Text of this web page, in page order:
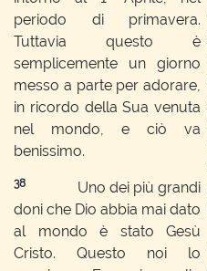
periodo di primavera.
Tuttavia questo è
semplicemente un giorno
messo a parte per adorare,
in ricordo della Sua venuta
nel mondo, e ciò va
benissimo.
38
Uno dei più grandi
doni che Dio abbia mai dato
al mondo è stato Gesù
Cristo. Questo noi lo